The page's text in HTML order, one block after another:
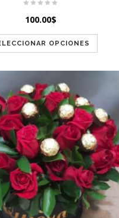
100.00$
OPCIONES